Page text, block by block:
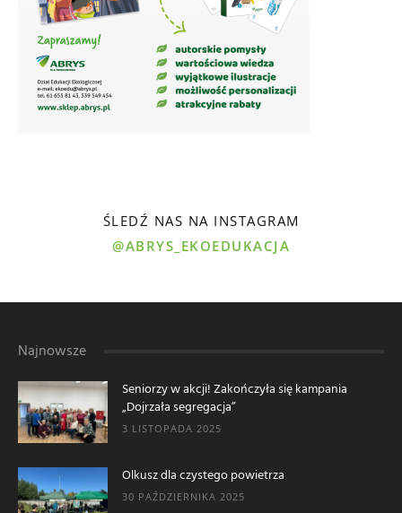
ŚLEDŹ NAS NA INSTAGRAM
@ABRYS_EKOEDUKACJA
Najnowsze
Seniorzy w akcji! Zakończyła się kampania
„Dojrzała segregacja”
3 LISTOPADA 2025
Olkusz dla czystego powietrza
30 PAŹDZIERNIKA 2025